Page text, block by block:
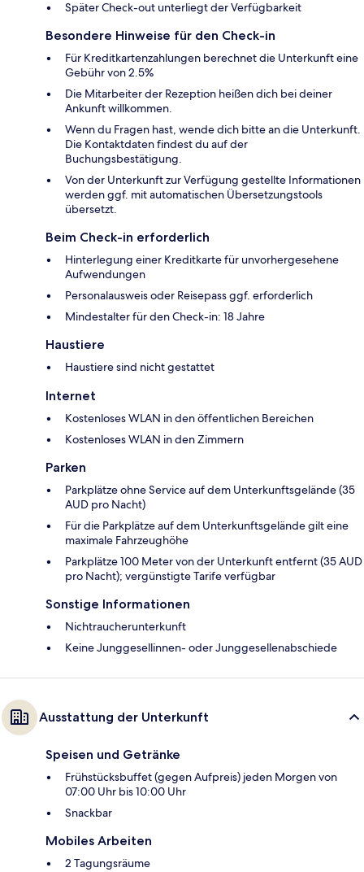
Später Check-out unterliegt der Verfügbarkeit
Besondere Hinweise für den Check-in
Für Kreditkartenzahlungen berechnet die Unterkunft eine
Gebühr von 2.5%
Die Mitarbeiter der Rezeption heißen dich bei deiner
Ankunft willkommen.
Wenn du Fragen hast, wende dich bitte an die Unterkunft.
Die Kontaktdaten findest du auf der
Buchungsbestätigung.
Von der Unterkunft zur Verfügung gestellte Informationen
werden ggf. mit automatischen Übersetzungstools
übersetzt.
Beim Check-in erforderlich
Hinterlegung einer Kreditkarte für unvorhergesehene
Aufwendungen
Personalausweis oder Reisepass ggf. erforderlich
Mindestalter für den Check-in: 18 Jahre
Haustiere
Haustiere sind nicht gestattet
Internet
Kostenloses WLAN in den öffentlichen Bereichen
Kostenloses WLAN in den Zimmern
Parken
Parkplätze ohne Service auf dem Unterkunftsgelände (35
AUD pro Nacht)
Für die Parkplätze auf dem Unterkunftsgelände gilt eine
maximale Fahrzeughöhe
Parkplätze 100 Meter von der Unterkunft entfernt (35 AUD
pro Nacht); vergünstigte Tarife verfügbar
Sonstige Informationen
Nichtraucherunterkunft
Keine Junggesellinnen- oder Junggesellenabschiede
Ausstattung der Unterkunft
Speisen und Getränke
Frühstücksbuffet (gegen Aufpreis) jeden Morgen von
07:00 Uhr bis 10:00 Uhr
Snackbar
Mobiles Arbeiten
2 Tagungsräume